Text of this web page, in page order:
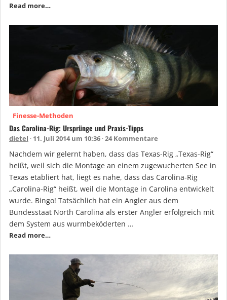
Read more…
Finesse-Methoden
Das Carolina-Rig: Ursprünge und Praxis-Tipps
dietel 11. Juli 2014 um 10:36 24 Kommentare
Nachdem wir gelernt haben, dass das Texas-Rig „Texas-Rig“
heißt, weil sich die Montage an einem zugewucherten See in
Texas etabliert hat, liegt es nahe, dass das Carolina-Rig
„Carolina-Rig“ heißt, weil die Montage in Carolina entwickelt
wurde. Bingo! Tatsächlich hat ein Angler aus dem
Bundesstaat North Carolina als erster Angler erfolgreich mit
dem System aus wurmbeköderten …
Read more…